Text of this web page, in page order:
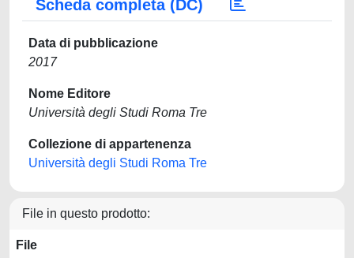
Scheda completa (DC)
Data di pubblicazione
2017
Nome Editore
Università degli Studi Roma Tre
Collezione di appartenenza
Università degli Studi Roma Tre
File in questo prodotto:
File